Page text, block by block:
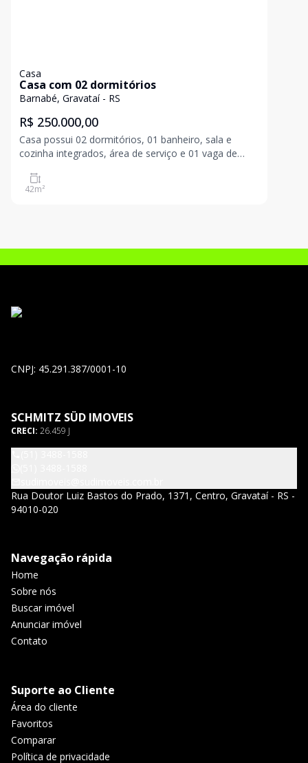
Casa
Casa com 02 dormitórios
Barnabé, Gravataí - RS
R$ 250.000,00
Casa possui 02 dormitórios, 01 banheiro, sala e
cozinha integrados, área de serviço e 01 vaga de
42m²
CNPJ: 45.291.387/0001-10
SCHMITZ SÜD IMOVEIS
CRECI: 26.459 J
Rua Doutor Luiz Bastos do Prado, 1371, Centro, Gravataí - RS -
94010-020
Navegação rápida
Home
Sobre nós
Buscar imóvel
Anunciar imóvel
Contato
Suporte ao Cliente
Área do cliente
Favoritos
Comparar
Política de privacidade